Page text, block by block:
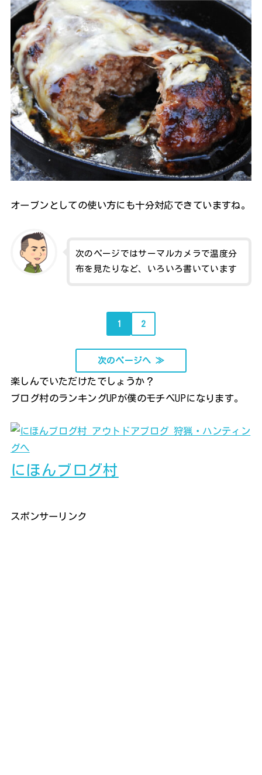
オーブンとしての使い方にも十分対応できていますね。
次のページではサーマルカメラで温度分
布を見たりなど、いろいろ書いています
1 2
次のページへ ≫
楽しんでいただけたでしょうか？
ブログ村のランキングUPが僕のモチベUPになります。
にほんブログ村
スポンサーリンク